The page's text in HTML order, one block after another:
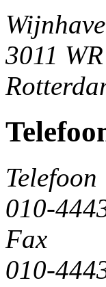
3011 WR
Telefoon
010-
Fax
010-